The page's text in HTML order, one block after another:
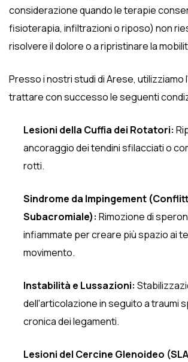
considerazione quando le terapie
fisioterapia, infiltrazioni o riposo) non
risolvere il dolore o a ripristinare la
Presso i nostri studi di Arese,
trattare con successo le seguenti
Lesioni della Cuffia dei Rotatori:
ancoraggio dei tendini sfilacciati o
rotti.
Sindrome da Impingement
Subacromiale): Rimozione di
infiammate per creare più spazio ai
movimento.
Instabilità e Lussazioni:
dell'articolazione in seguito a traumi
cronica dei legamenti.
Lesioni del Cercine Glenoideo